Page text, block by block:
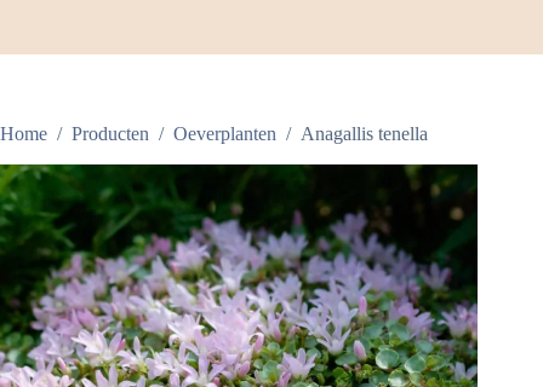
Home / Producten / Oeverplanten / Anagallis tenella